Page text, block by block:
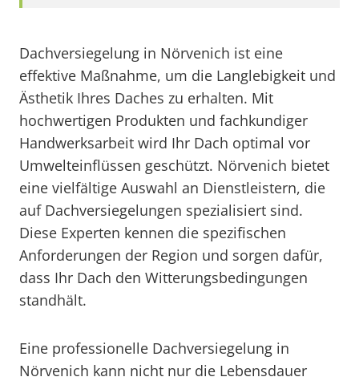
Dachversiegelung in Nörvenich ist eine
effektive Maßnahme, um die Langlebigkeit und
Ästhetik Ihres Daches zu erhalten. Mit
hochwertigen Produkten und fachkundiger
Handwerksarbeit wird Ihr Dach optimal vor
Umwelteinflüssen geschützt. Nörvenich bietet
eine vielfältige Auswahl an Dienstleistern, die
auf Dachversiegelungen spezialisiert sind.
Diese Experten kennen die spezifischen
Anforderungen der Region und sorgen dafür,
dass Ihr Dach den Witterungsbedingungen
standhält.
Eine professionelle Dachversiegelung in
Nörvenich kann nicht nur die Lebensdauer